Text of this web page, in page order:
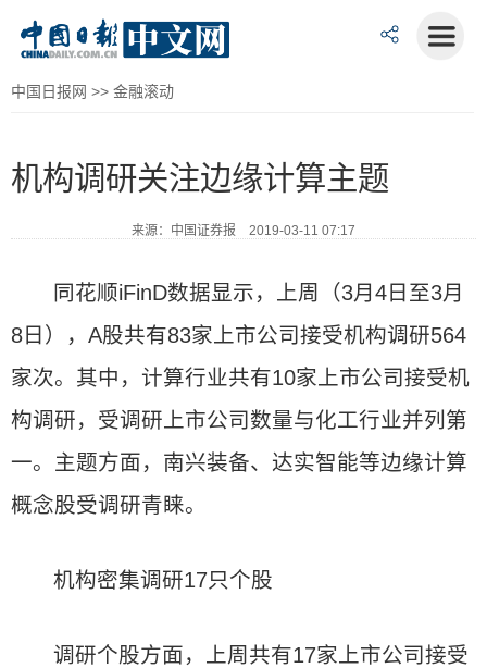
中国日报网 >> 金融滚动
机构调研关注边缘计算主题
来源：中国证券报 2019-03-11 07:17
同花顺iFinD数据显示，上周（3月4日至3月
8日），A股共有83家上市公司接受机构调研564
家次。其中，计算行业共有10家上市公司接受机
构调研，受调研上市公司数量与化工行业并列第
一。主题方面，南兴装备、达实智能等边缘计算
概念股受调研青睐。
机构密集调研17只个股
调研个股方面，上周共有17家上市公司接受